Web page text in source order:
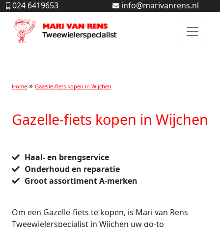
024 6419653 info@marivanrens.nl
Home Gazelle-fiets kopen in Wijchen
Gazelle-fiets kopen in Wijchen
Haal- en brengservice
Onderhoud en reparatie
Groot assortiment A-merken
Om een Gazelle-fiets te kopen, is Mari van Rens
Tweewielerspecialist in Wijchen uw go-to